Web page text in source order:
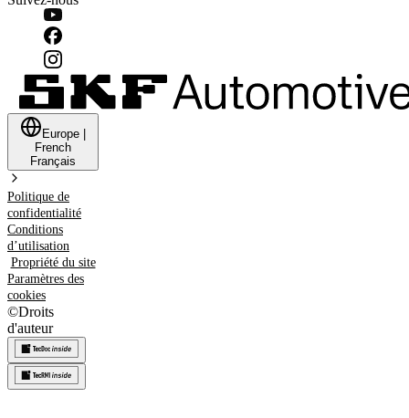
Europe
French
Français
Politique de
confidentialité
Conditions
d’utilisation
Propriété du site
Paramètres des
cookies
©Droits
d'auteur